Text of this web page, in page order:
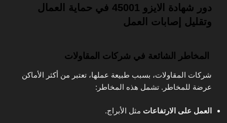
دور شهادة الايزو 45001 في حماية العمال
وتقليل إصابات العمل
المخاطر الشائعة في شركات المقاولات
شركات المقاولات، بسبب طبيعة عملها، تعتبر من أكثر الأماكن
عرضة للمخاطر. تشمل هذه المخاطر:
العمل على الارتفاعات مثل الأبراج.